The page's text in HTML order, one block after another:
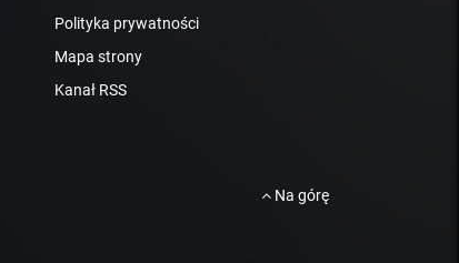
Polityka prywatności
Mapa strony
Kanał RSS
Na górę